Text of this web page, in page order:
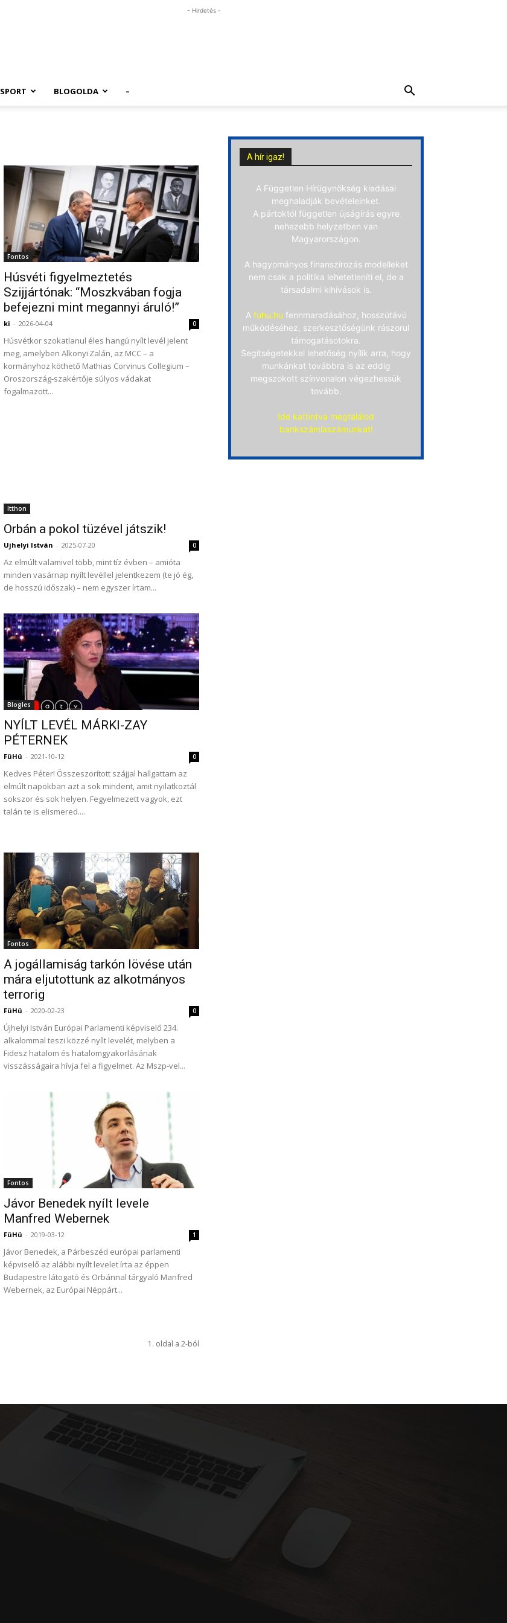
- Hirdetés -
SPORT BLOGOLDA –
Fontos
Húsvéti figyelmeztetés
Szijjártónak: “Moszkvában fogja
befejezni mint megannyi áruló!”
ki - 2026-04-04 0
Húsvétkor szokatlanul éles hangú nyílt levél jelent
meg, amelyben Alkonyi Zalán, az MCC – a
kormányhoz köthető Mathias Corvinus Collegium –
Oroszország‑szakértője súlyos vádakat
fogalmazott...
Itthon
Orbán a pokol tüzével játszik!
Ujhelyi István - 2025-07-20 0
Az elmúlt valamivel több, mint tíz évben – amióta
minden vasárnap nyílt levéllel jelentkezem (te jó ég,
de hosszú időszak) – nem egyszer írtam...
Blogles
NYÍLT LEVÉL MÁRKI-ZAY
PÉTERNEK
FüHü - 2021-10-12 0
Kedves Péter! Összeszorított szájjal hallgattam az
elmúlt napokban azt a sok mindent, amit nyilatkoztál
sokszor és sok helyen. Fegyelmezett vagyok, ezt
talán te is elismered....
Fontos
A jogállamiság tarkón lövése után
mára eljutottunk az alkotmányos
terrorig
FüHü - 2020-02-23 0
Újhelyi István Európai Parlamenti képviselő 234.
alkalommal teszi közzé nyílt levelét, melyben a
Fidesz hatalom és hatalomgyakorlásának
visszásságaira hívja fel a figyelmet. Az Mszp-vel...
Fontos
Jávor Benedek nyílt levele
Manfred Webernek
FüHü - 2019-03-12 1
Jávor Benedek, a Párbeszéd európai parlamenti
képviselő az alábbi nyílt levelet írta az éppen
Budapestre látogató és Orbánnal tárgyaló Manfred
Webernek, az Európai Néppárt...
1. oldal a 2-ból
A hír igaz!
A Független Hírügynökség kiadásai
meghaladják bevételeinket.
A pártoktól független újságírás egyre
nehezebb helyzetben van
Magyarországon.
A hagyományos finanszírozás modelleket
nem csak a politika lehetetleníti el, de a
társadalmi kihívások is.
A fuhu.hu fennmaradásához, hosszútávú
működéséhez, szerkesztőségünk rászorul
támogatásotokra.
Segítségetekkel lehetőség nyílik arra, hogy
munkánkat továbbra is az eddig
megszokott színvonalon végezhessük
tovább.
Ide kattintva megtalálod
bankszámlaszámunkat!